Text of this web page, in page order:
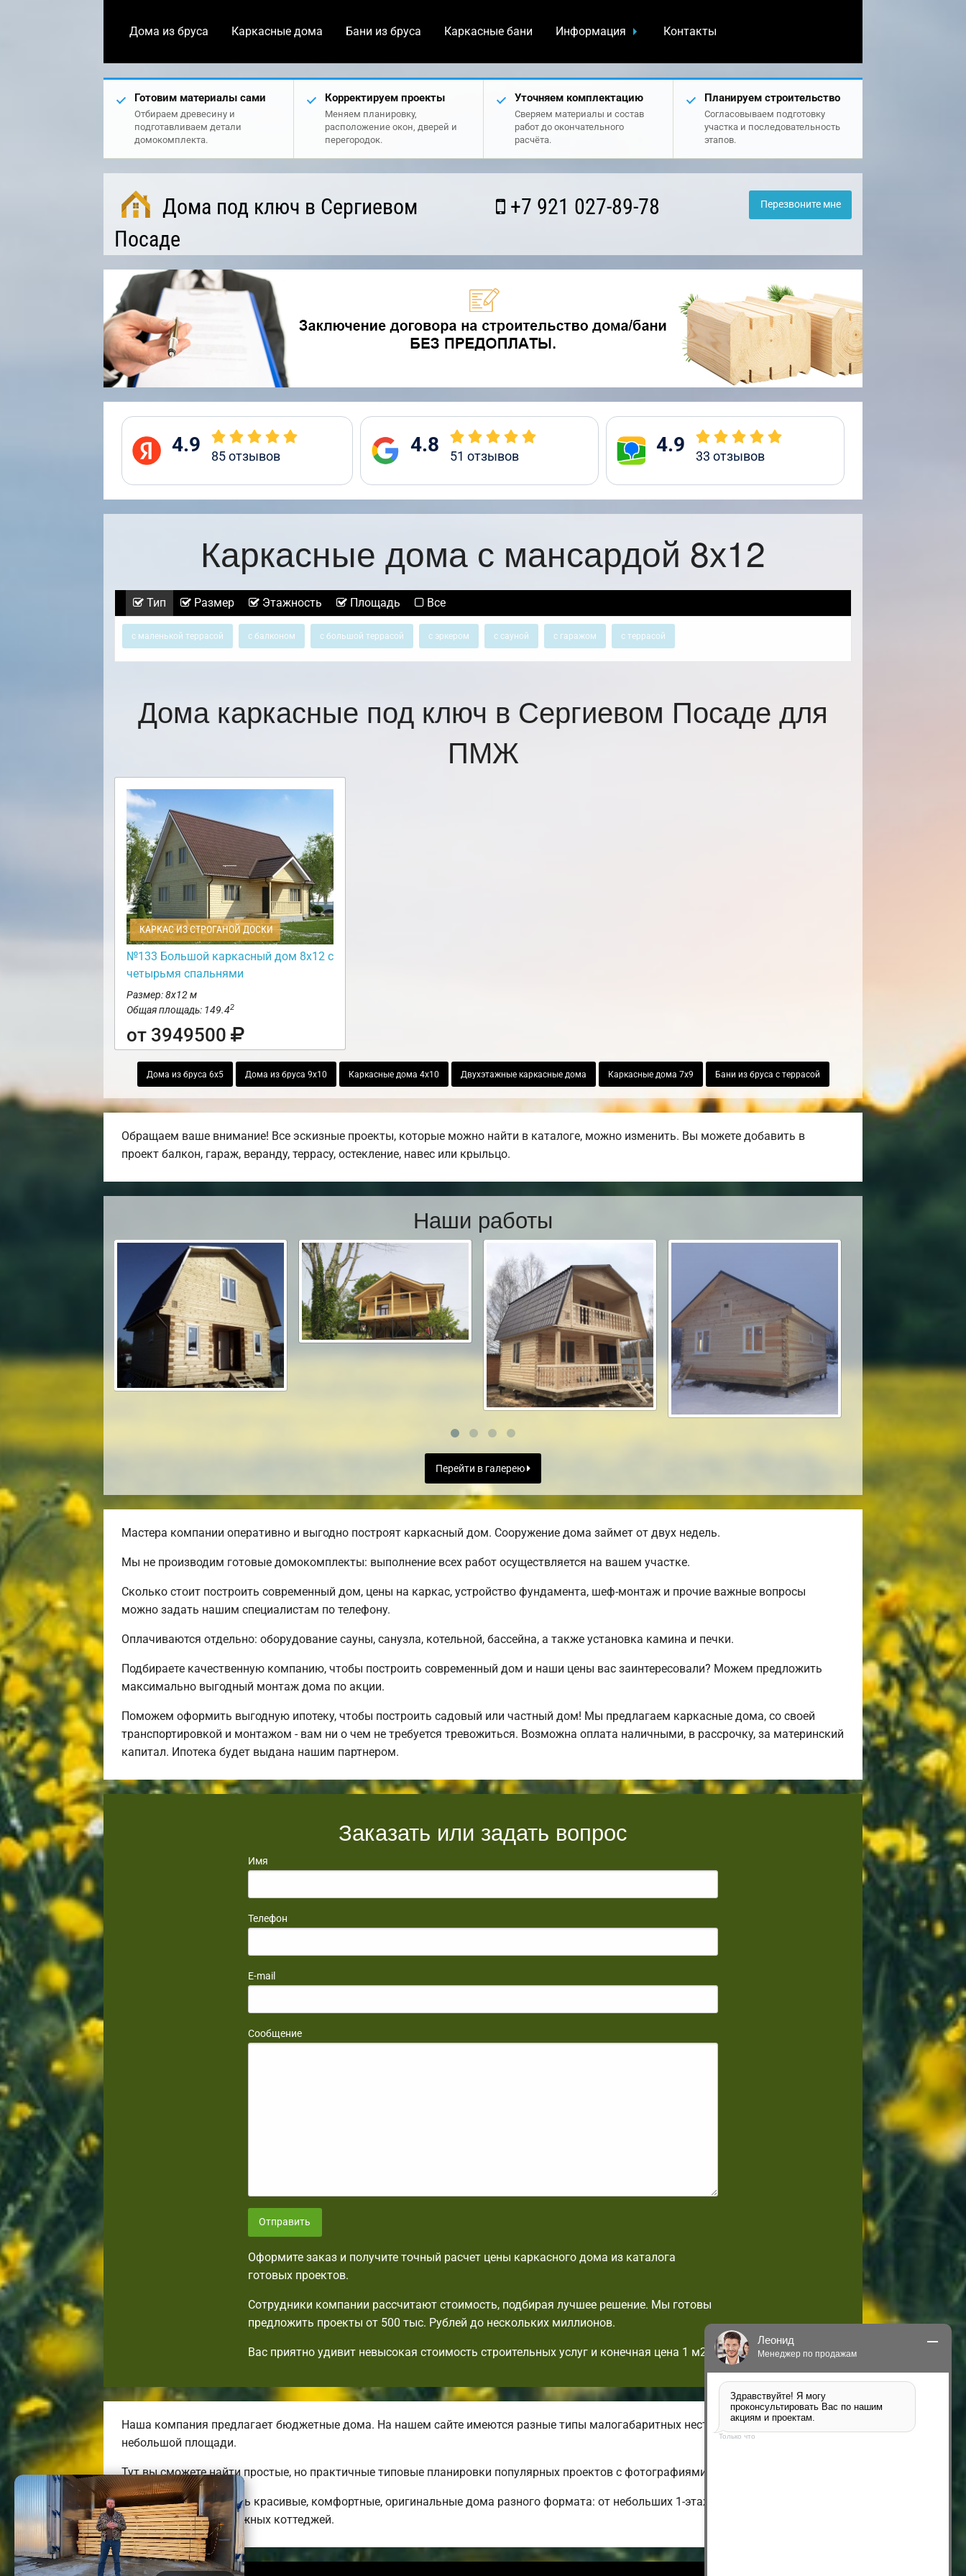
Дома из бруса Каркасные дома Бани из бруса Каркасные бани Информация Контакты
Готовим материалы сами
Отбираем древесину и
подготавливаем детали
домокомплекта.
Корректируем проекты
Меняем планировку,
расположение окон, дверей и
перегородок.
Уточняем комплектацию
Сверяем материалы и состав
работ до окончательного
расчёта.
Планируем строительство
Согласовываем подготовку
участка и последовательность
этапов.
Дома под ключ в Сергиевом
Посаде
+7 921 027-89-78 Перезвоните мне
4.9 85отзывов 4.8 51 отзывов 4.9 33 отзывов
Каркасные дома с мансардой 8х12
Тип Размер Этажность Площадь Все
с маленькой террасой с балконом с большой террасой с эркером с сауной с гаражом с террасой
Дома каркасные под ключ в Сергиевом Посаде для
ПМЖ
КАРКАС ИЗ СТРОГАНОЙ ДОСКИ
№133 Большой каркасный дом 8х12 с
четырьмя спальнями
Размер: 8х12 м
Общая площадь: 149.42
от 3949500
Дома из бруса 6х5 Дома из бруса 9х10 Каркасные дома 4х10 Двухэтажные каркасные дома Каркасные дома 7х9 Бани из бруса с террасой
Обращаем ваше внимание! Все эскизные проекты, которые можно найти в каталоге, можно изменить. Вы можете добавить в
проект балкон, гараж, веранду, террасу, остекление, навес или крыльцо.
Наши работы
Перейти в галерею
Мастера компании оперативно и выгодно построят каркасный дом. Сооружение дома займет от двух недель.
Мы не производим готовые домокомплекты: выполнение всех работ осуществляется на вашем участке.
Сколько стоит построить современный дом, цены на каркас, устройство фундамента, шеф-монтаж и прочие важные вопросы
можно задать нашим специалистам по телефону.
Оплачиваются отдельно: оборудование сауны, санузла, котельной, бассейна, а также установка камина и печки.
Подбираете качественную компанию, чтобы построить современный дом и наши цены вас заинтересовали? Можем предложить
максимально выгодный монтаж дома по акции.
Поможем оформить выгодную ипотеку, чтобы построить садовый или частный дом! Мы предлагаем каркасные дома, со своей
транспортировкой и монтажом - вам ни о чем не требуется тревожиться. Возможна оплата наличными, в рассрочку, за материнский
капитал. Ипотека будет выдана нашим партнером.
Заказать или задать вопрос
Имя
Телефон
E-mail
Сообщение
Отправить
Оформите заказ и получите точный расчет цены каркасного дома из каталога
готовых проектов.
Сотрудники компании рассчитают стоимость, подбирая лучшее решение. Мы готовы
предложить проекты от 500 тыс. Рублей до нескольких миллионов.
Вас приятно удивит невысокая стоимость строительных услуг и конечная цена 1 м2!
Наша компания предлагает бюджетные дома. На нашем сайте имеются разные типы малогабаритных нестандартных домов
небольшой площади.
Тут вы сможете найти простые, но практичные типовые планировки популярных проектов с фотографиями и ценами.
Мы готовы предложить красивые, комфортные, оригинальные дома разного формата: от небольших 1-этажных и недорогих до
больших двух-трехэтажных коттеджей.
Леонид
Менеджер по продажам
Здравствуйте! Я могу
проконсультировать Вас по нашим
акциям и проектам.
Только что